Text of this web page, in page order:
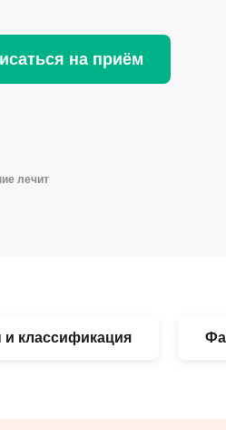
на приём
лечит
классификация